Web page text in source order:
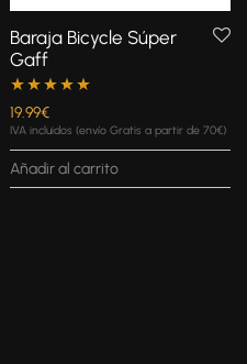
Baraja Bicycle Súper
Gaff
Valorado con
19.99€
IVA incluidos (envío Gratis a partir de 70€)
Añadir al carrito